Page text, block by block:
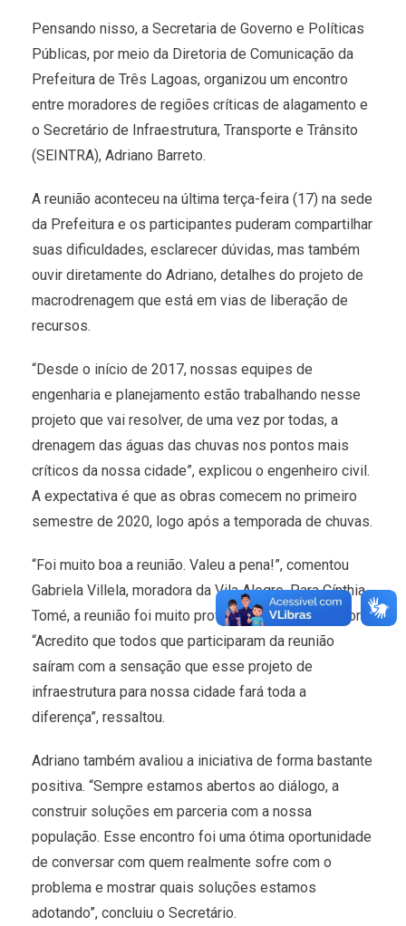
Pensando nisso, a Secretaria de Governo e Políticas
Públicas, por meio da Diretoria de Comunicação da
Prefeitura de Três Lagoas, organizou um encontro
entre moradores de regiões críticas de alagamento e
o Secretário de Infraestrutura, Transporte e Trânsito
(SEINTRA), Adriano Barreto.
A reunião aconteceu na última terça-feira (17) na sede
da Prefeitura e os participantes puderam compartilhar
suas dificuldades, esclarecer dúvidas, mas também
ouvir diretamente do Adriano, detalhes do projeto de
macrodrenagem que está em vias de liberação de
recursos.
“Desde o início de 2017, nossas equipes de
engenharia e planejamento estão trabalhando nesse
projeto que vai resolver, de uma vez por todas, a
drenagem das águas das chuvas nos pontos mais
críticos da nossa cidade”, explicou o engenheiro civil.
A expectativa é que as obras comecem no primeiro
semestre de 2020, logo após a temporada de chuvas.
“Foi muito boa a reunião. Valeu a pena!”, comentou
Gabriela Villela, moradora da Vila Alegre. Para Cínthia
Tomé, a reunião foi muito proveitosa e esclarecedora.
“Acredito que todos que participaram da reunião
saíram com a sensação que esse projeto de
infraestrutura para nossa cidade fará toda a
diferença”, ressaltou.
Adriano também avaliou a iniciativa de forma bastante
positiva. “Sempre estamos abertos ao diálogo, a
construir soluções em parceria com a nossa
população. Esse encontro foi uma ótima oportunidade
de conversar com quem realmente sofre com o
problema e mostrar quais soluções estamos
adotando”, concluiu o Secretário.